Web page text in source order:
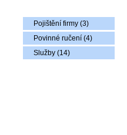
Pojištění firmy (3)
Povinné ručení (4)
Služby (14)